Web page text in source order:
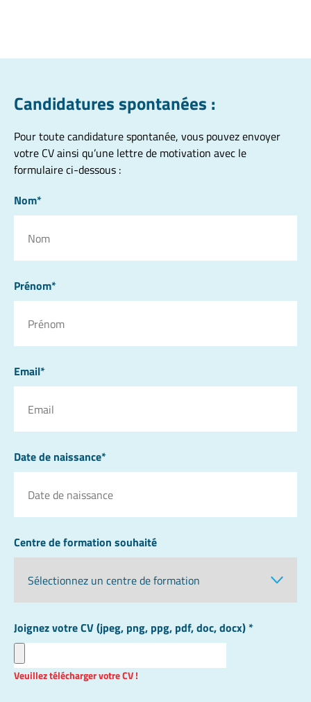
Candidatures spontanées :
Pour toute candidature spontanée, vous pouvez envoyer
votre CV ainsi qu’une lettre de motivation avec le
formulaire ci-dessous :
Nom*
Prénom*
Email*
Date de naissance*
Centre de formation souhaité
Joignez votre CV (jpeg, png, ppg, pdf, doc, docx) *
Veuillez télécharger votre CV !